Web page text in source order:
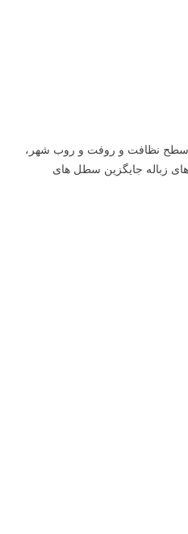
سطح نظافت و روفت و روب شهر،
های زباله جایگزین سطل های